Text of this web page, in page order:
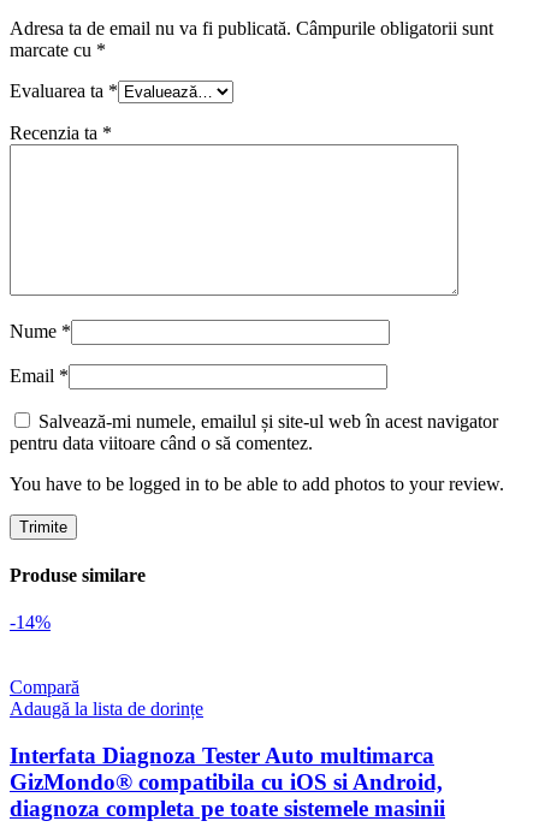
Adresa ta de email nu va fi publicată. Câmpurile obligatorii sunt
marcate cu *
Evaluarea ta *
Recenzia ta *
Nume *
Email *
Salvează-mi numele, emailul și site-ul web în acest navigator
pentru data viitoare când o să comentez.
You have to be logged in to be able to add photos to your review.
Produse similare
-14%
Compară
Adaugă la lista de dorințe
Interfata Diagnoza Tester Auto multimarca
GizMondo® compatibila cu iOS si Android,
diagnoza completa pe toate sistemele masinii